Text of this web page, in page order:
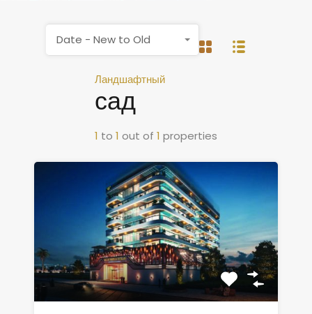
Ландшафтный
сад
1 to 1 out of 1 properties
Date - New to Old